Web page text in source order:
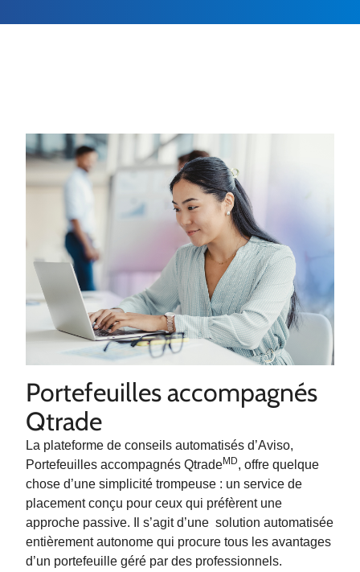
Portefeuilles accompagnés
Qtrade
La plateforme de conseils automatisés d’Aviso,
Portefeuilles accompagnés QtradeMD, offre quelque
chose d’une simplicité trompeuse : un service de
placement conçu pour ceux qui préfèrent une
approche passive. Il s’agit d’une solution automatisée
entièrement autonome qui procure tous les avantages
d’un portefeuille géré par des professionnels.